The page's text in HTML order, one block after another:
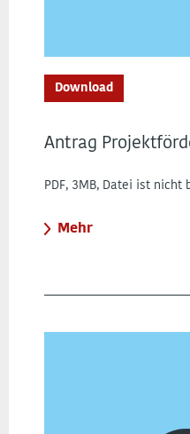
Download
Antrag
PDF, 3MB, Datei ist nicht
Mehr